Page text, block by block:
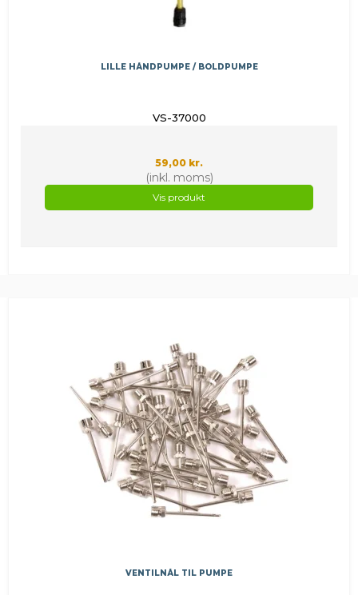
LILLE HÅNDPUMPE / BOLDPUMPE
VS-37000
59,00 kr.
(inkl. moms)
Vis produkt
VENTILNÅL TIL PUMPE